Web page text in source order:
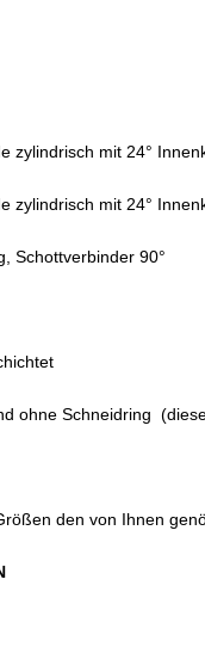
zylindrisch mit 24°
zylindrisch mit 24°
Schottverbinder 90°
ohne Schneidring
den von Ihnen